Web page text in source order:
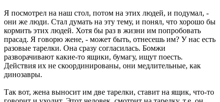
Я посмотрел на наш стол, потом на этих людей, и подумал, -
они же люди. Стал думать на эту тему, и понял, что хорошо бы
кормить этих людей. Хотя бы раз в жизни им попробовать
прасад. Я говорю жене, - может быть, отнесешь им? У нас есть
разовые тарелки. Она сразу согласилась. Бомжи
разворачивают какие-то ящики, бумагу, ищут поесть.
Действия их не скоординированы, они медлительные, как
динозавры.
Так вот, жена выносит им две тарелки, ставит на ящик, что-то